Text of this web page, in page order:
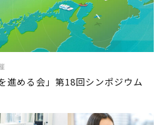
進める会」第18回シンポジウム